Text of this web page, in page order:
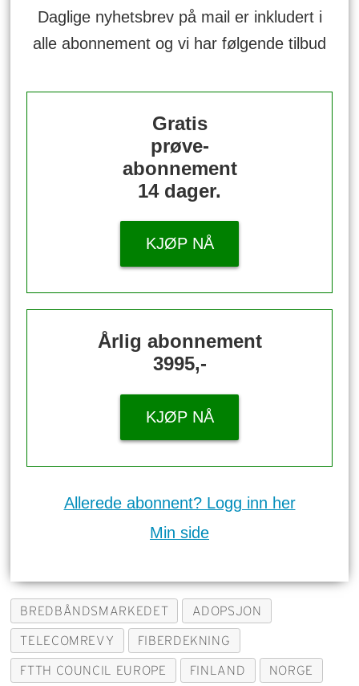
Daglige nyhetsbrev på mail er inkludert i
alle abonnement og vi har følgende tilbud
Gratis
prøve-
abonnement
14 dager.
KJØP NÅ
Årlig abonnement
3995,-
KJØP NÅ
Allerede abonnent? Logg inn her
Min side
BREDBÅNDSMARKEDET ADOPSJON
TELECOMREVY FIBERDEKNING
FTTH COUNCIL EUROPE FINLAND NORGE